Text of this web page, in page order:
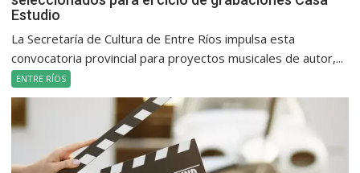
Estudio
La Secretaría de Cultura de Entre Ríos impulsa esta
convocatoria provincial para proyectos musicales de autor,...
ENTRE RÍOS